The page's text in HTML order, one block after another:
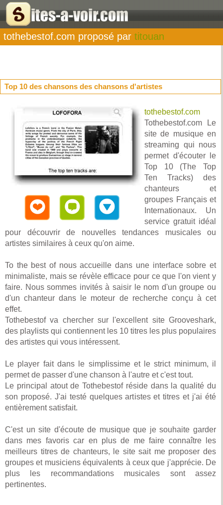
tothebestof.com proposé par titouan
Top 10 des chansons des chansons d'artistes
tothebestof.com
Tothebestof.com Le
site de musique en
streaming qui nous
permet d'écouter le
Top 10 (The Top
Ten Tracks) des
chanteurs et
groupes Français et
Internationaux. Un
service gratuit idéal
pour découvrir de nouvelles tendances musicales ou
artistes similaires à ceux qu'on aime.
To the best of nous accueille dans une interface sobre et
minimaliste, mais se révèle efficace pour ce que l'on vient y
faire. Nous sommes invités à saisir le nom d'un groupe ou
d'un chanteur dans le moteur de recherche conçu à cet
effet.
Tothebestof va chercher sur l'excellent site Grooveshark,
des playlists qui contiennent les 10 titres les plus populaires
des artistes qui vous intéressent.
Le player fait dans le simplissime et le strict minimum, il
permet de passer d'une chanson à l'autre et c'est tout.
Le principal atout de Tothebestof réside dans la qualité du
son proposé. J'ai testé quelques artistes et titres et j'ai été
entièrement satisfait.
C'est un site d'écoute de musique que je souhaite garder
dans mes favoris car en plus de me faire connaître les
meilleurs titres de chanteurs, le site sait me proposer des
groupes et musiciens équivalents à ceux que j'apprécie. De
plus les recommandations musicales sont assez
pertinentes.